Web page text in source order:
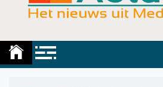
e
t
Medemblik